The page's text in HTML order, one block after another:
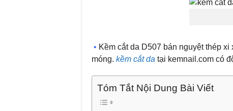
• Kềm cắt da D507 bán nguyệt thép
móng. kềm cắt da tại kemnail.com có
Tóm Tắt Nội Dung Bài Viết